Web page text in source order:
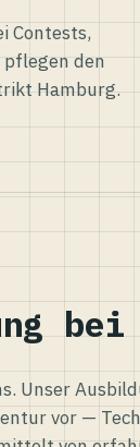
Contests,
den
Hamburg.
bei
Unser
vor —